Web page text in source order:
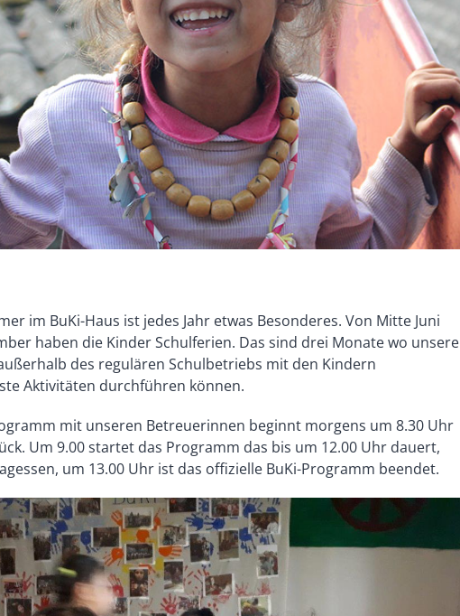
im BuKi-Haus ist jedes Jahr etwas Besonderes. Von Mitte Juni
haben die Kinder Schulferien. Das sind drei Monate wo unsere
des regulären Schulbetriebs mit den Kindern
Aktivitäten durchführen können.
mit unseren Betreuerinnen beginnt morgens um 8.30 Uhr
Um 9.00 startet das Programm das bis um 12.00 Uhr dauert,
um 13.00 Uhr ist das offizielle BuKi-Programm beendet.